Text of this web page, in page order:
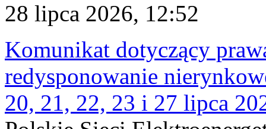
28 lipca 2026, 12:52
Komunikat dotyczący
redysponowanie
20, 21, 22, 23 i 27 lipca